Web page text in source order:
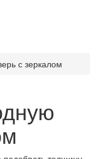
с зеркалом